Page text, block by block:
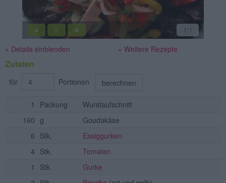
« || » 1 /1
» Details einblenden » Weitere Rezepte
Zutaten
für Portionen berechnen
1 Packung
Wurstaufschnitt
160 g
Goudakäse
6 Stk.
Essiggurken
4 Stk.
Tomaten
1
Stk.
Gurke